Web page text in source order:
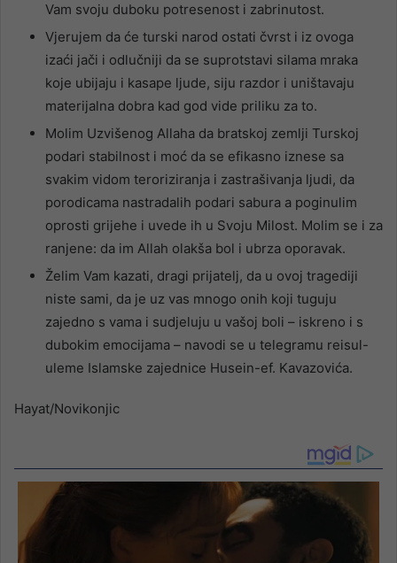
Vam svoju duboku potresenost i zabrinutost.
Vjerujem da će turski narod ostati čvrst i iz ovoga
izaći jači i odlučniji da se suprotstavi silama mraka
koje ubijaju i kasape ljude, siju razdor i uništavaju
materijalna dobra kad god vide priliku za to.
Molim Uzvišenog Allaha da bratskoj zemlji Turskoj
podari stabilnost i moć da se efikasno iznese sa
svakim vidom teroriziranja i zastrašivanja ljudi, da
porodicama nastradalih podari sabura a poginulim
oprosti grijehe i uvede ih u Svoju Milost. Molim se i za
ranjene: da im Allah olakša bol i ubrza oporavak.
Želim Vam kazati, dragi prijatelj, da u ovoj tragediji
niste sami, da je uz vas mnogo onih koji tuguju
zajedno s vama i sudjeluju u vašoj boli – iskreno i s
dubokim emocijama – navodi se u telegramu reisul-
uleme Islamske zajednice Husein-ef. Kavazovića.
Hayat/Novikonjic